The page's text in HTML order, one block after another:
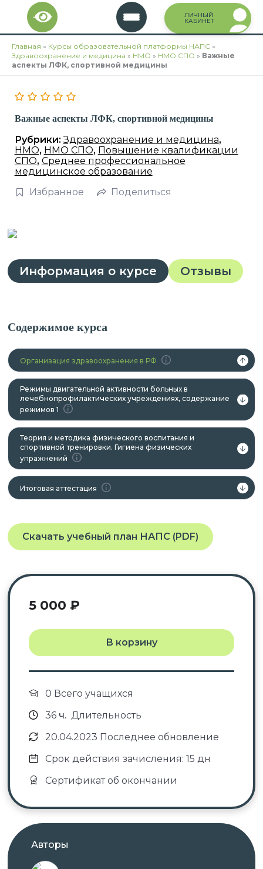
Перейти
содержимому
ЛИЧНЫЙ
КАБИНЕТ
Главная » Курсы образовательной платформы НАПС »
Здравоохранение и медицина » НМО » НМО СПО » Важные
аспекты ЛФК, спортивной медицины
Важные аспекты ЛФК, спортивной медицины
Рубрики:Здравоохранение и медицина,
НМО, НМО СПО, Повышение квалификации
СПО, Среднее профессиональное
медицинское образование
Избранное
Поделиться
Информация о курсе Отзывы
Содержимое курса
Организация здравоохранения в РФ
Режимы двигательной активности больных в
лечебнопрофилактических учреждениях, содержание
режимов 1
Теория и методика физического воспитания и
спортивной тренировки. Гигиена физических
упражнений
Итоговая аттестация
Скачать учебный план НАПС (PDF)
5 000 ₽
В корзину
0 Всего учащихся
36ч. Длительность
20.04.2023 Последнее обновление
Срок действия зачисления: 15 дн
Сертификат об окончании
Авторы